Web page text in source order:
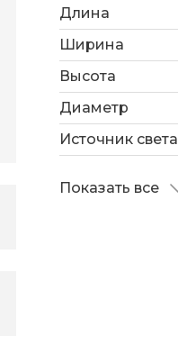
Длина
Ширина
Высота
Диаметр
Источник света
Показать все